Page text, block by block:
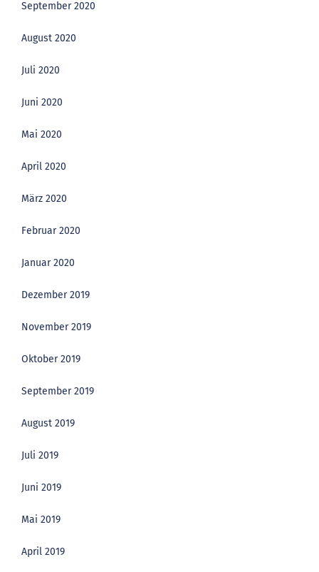
September 2020
August 2020
Juli 2020
Juni 2020
Mai 2020
April 2020
März 2020
Februar 2020
Januar 2020
Dezember 2019
November 2019
Oktober 2019
September 2019
August 2019
Juli 2019
Juni 2019
Mai 2019
April 2019